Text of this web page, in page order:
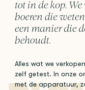
tot in de kop.
boeren die
een manier die
behoudt.
Alles wat we
zelf getest. In onze
met de apparatuur,